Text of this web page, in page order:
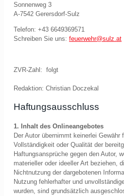
Sonnenweg 3
A-7542 Gerersdorf-Sulz
Telefon: +43 6649369571
Schreiben Sie uns: feuerwehr@sulz.at
ZVR-Zahl: folgt
Redaktion: Christian Doczekal
Haftungsausschluss
1. Inhalt des Onlineangebotes
Der Autor übernimmt keinerlei
Vollständigkeit oder Qualität der
Haftungsansprüche gegen den Autor,
materieller oder ideeller Art beziehen,
Nichtnutzung der dargebotenen
Nutzung fehlerhafter und
wurden, sind grundsätzlich